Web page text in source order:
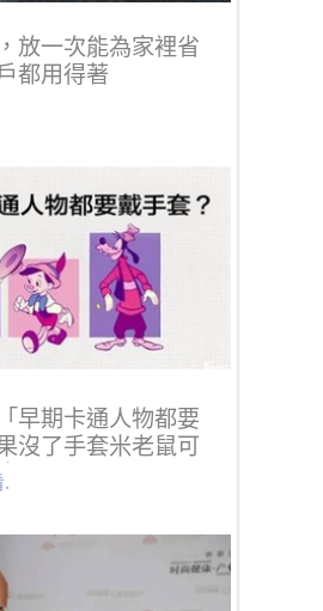
放一次能為家裡省
都用得著
早期卡通人物都要
沒了手套米老鼠可
！
.